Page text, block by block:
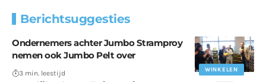
Berichtsuggesties
WINKELEN
Ondernemers achter Jumbo Stramproy
nemen ook Jumbo Pelt over
3 min. leestijd